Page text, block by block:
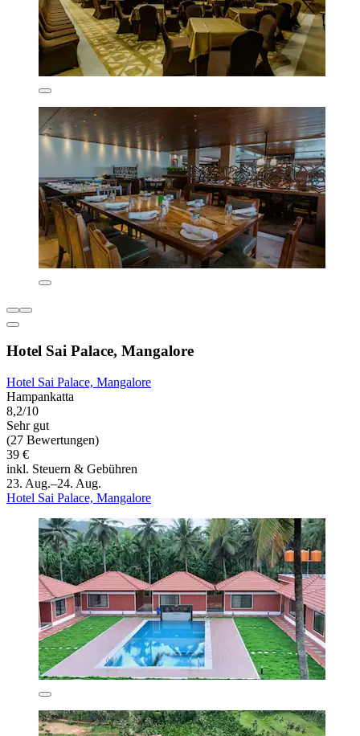
Hotel Sai Palace, Mangalore
Hotel Sai Palace, Mangalore
Hampankatta
8,2/10
Sehr gut
(27 Bewertungen)
39 €
inkl. Steuern & Gebühren
23. Aug.–24. Aug.
Hotel Sai Palace, Mangalore